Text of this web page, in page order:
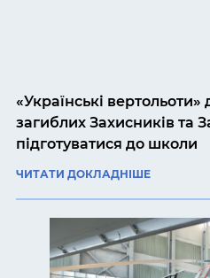
«Українські
загиблих Захисників та
підготуватися до школи
ЧИТАТИ ДОКЛАДНІШЕ